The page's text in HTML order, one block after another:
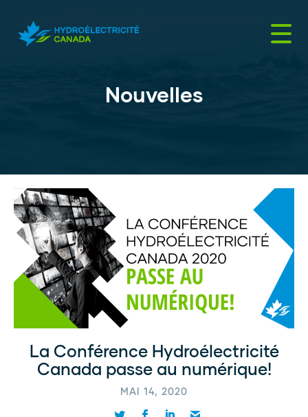
contenu
Nouvelles
La Conférence Hydroélectricité
Canada passe au numérique!
MAI 14, 2020